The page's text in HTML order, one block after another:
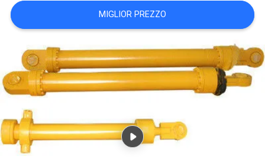
MAPPA
DEL
SITO
POLITICA
SULLA
PRIVACY
MIGLIOR PREZZO